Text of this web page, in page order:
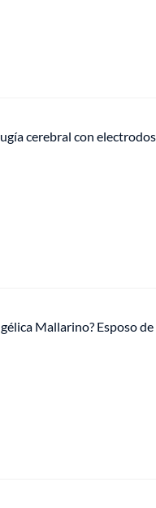
cerebral con
Mallarino? Esposo